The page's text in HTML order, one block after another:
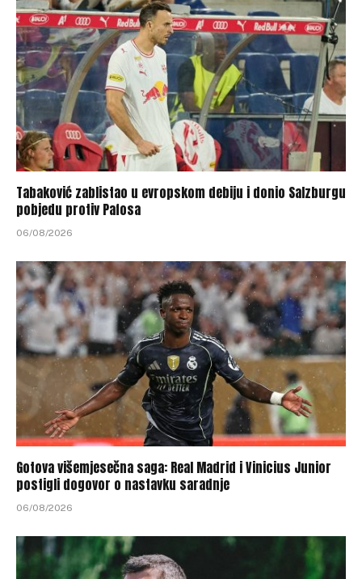
Tabaković zablistao u evropskom debiju i donio Salzburgu
pobjedu protiv Pafosa
06/08/2026
Gotova višemjesečna saga: Real Madrid i Vinicius Junior
postigli dogovor o nastavku saradnje
06/08/2026